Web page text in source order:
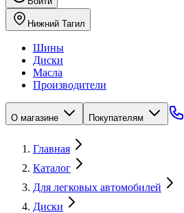
Нижний Тагил
Шины
Диски
Масла
Производители
О магазине Покупателям
Главная
Каталог
Для легковых автомобилей
Диски